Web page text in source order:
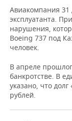
ТОРГОВЫЕ
ТАТАРСТАНА
ИНВЕСТИЦИИ
НЕФТЕХИМИЯ
ОПК
ЭНЕРГЕТИКА
НОВОСТИ
РОЗНИЧНАЯ
ТРАНСПОРТ
УСЛУГИ
ТЕХНОЛОГИИ
НОВОСТИ
IT
МЕДИА
МЕРОПРИЯТИЯ
НОВОСТИ
ВЫЕЗДНАЯ
СПОРТ
НОВОСТИ
ОБЩЕСТВО
Авиакомпания 31
эксплуатанта.
нарушения,
Boeing 737 под
человек.
В апреле
банкротстве. В
указано, что
рублей.